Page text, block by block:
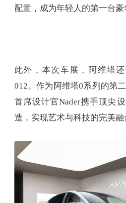
配置，成为年轻人的第一台豪
此外，本次车展，阿维塔
012。作为阿维塔0系列的第
首席设计官Nader携手顶尖
造，实现艺术与科技的完美融